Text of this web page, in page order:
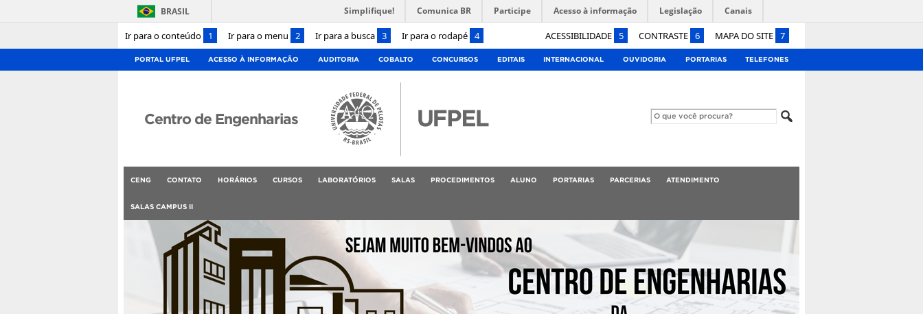
Ir para o conteúdo 1 Ir para o menu 2 Ir para a busca 3 Ir para o rodapé 4 ACESSIBILIDADE 5 CONTRASTE 6 MAPA DO SITE 7
BRASIL Simplifique! Comunica BR Participe Acesso à informação Legislação Canais
PORTAL UFPEL ACESSO À INFORMAÇÃO AUDITORIA COBALTO CONCURSOS EDITAIS INTERNACIONAL OUVIDORIA PORTARIAS TELEFONES
Centro de Engenharias
CENG CONTATO HORÁRIOS CURSOS LABORATÓRIOS SALAS PROCEDIMENTOS ALUNO PORTARIAS PARCERIAS ATENDIMENTO
SALAS CAMPUS II